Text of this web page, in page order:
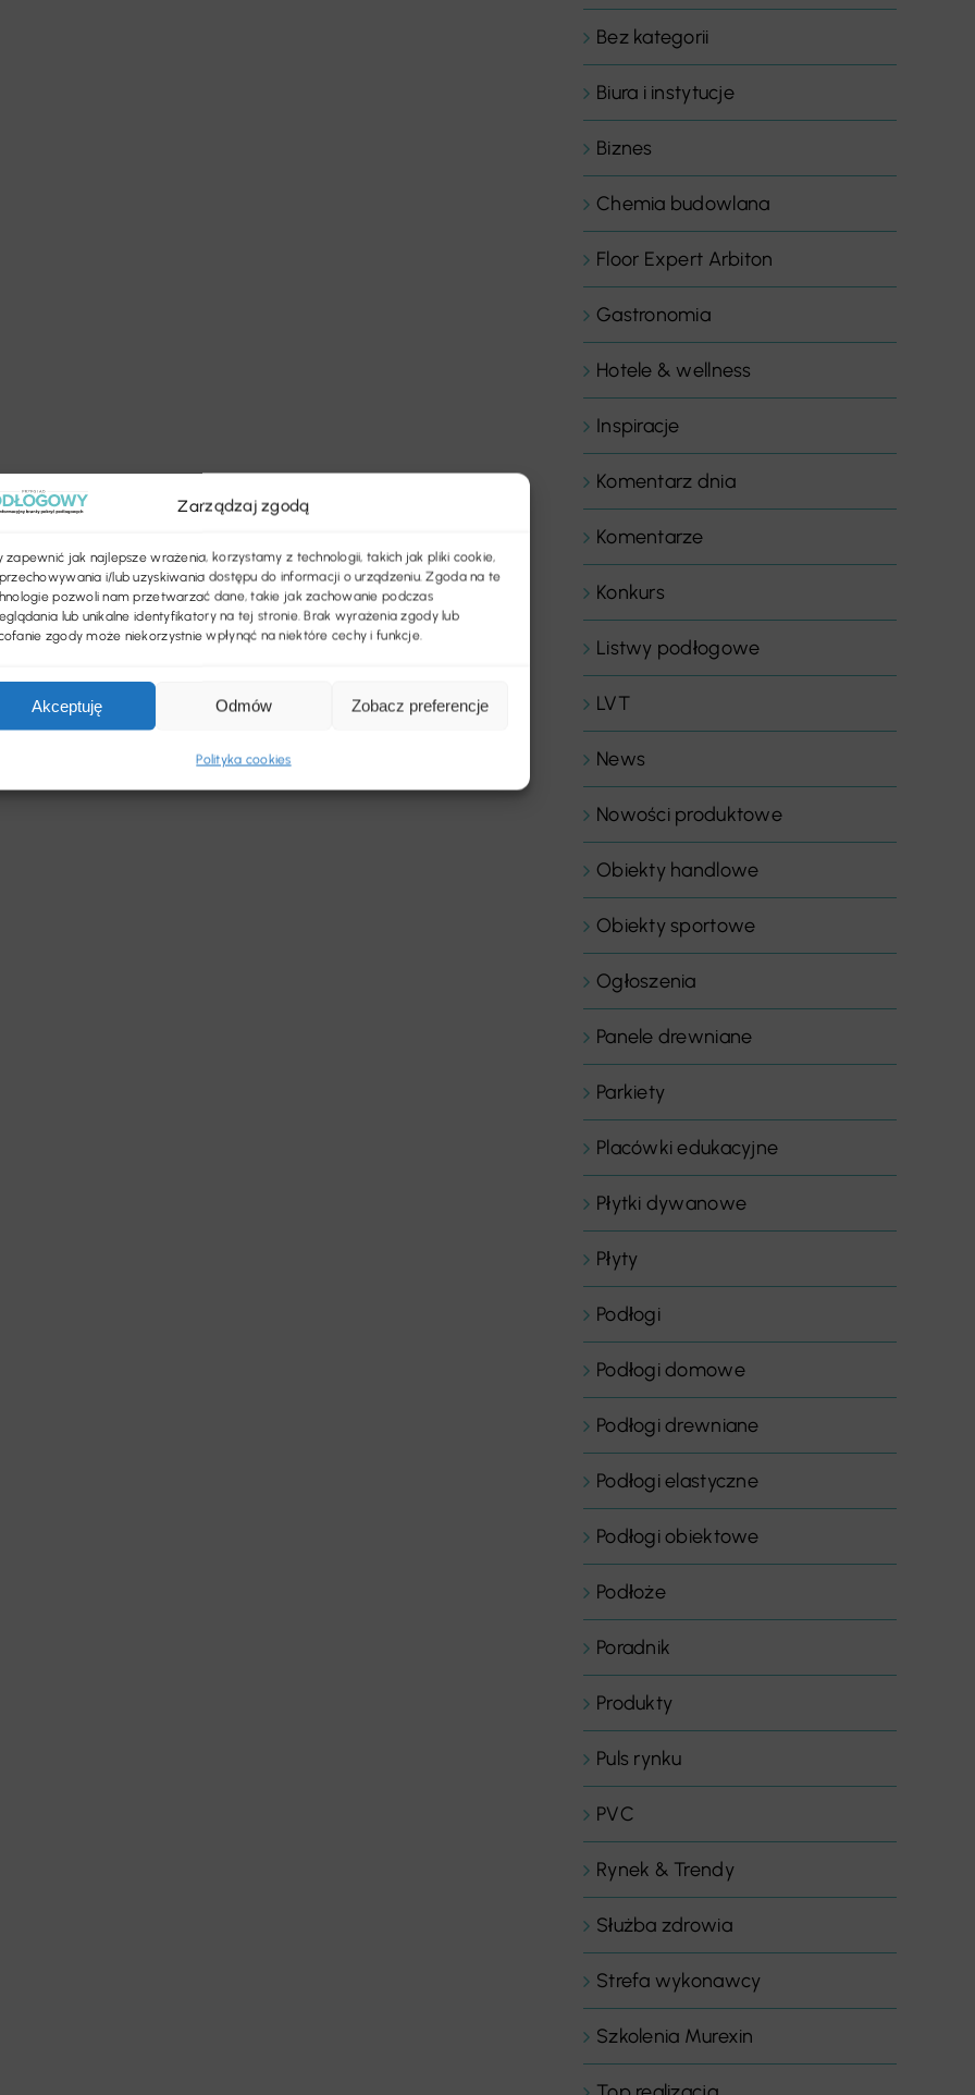
Zarządzaj zgodą
zapewnić jak najlepsze wrażenia, korzystamy z technologii, takich jak pliki cookie,
i/lub uzyskiwania dostępu do informacji o urządzeniu. Zgoda na te
pozwoli nam przetwarzać dane, takie jak zachowanie podczas
lub unikalne identyfikatory na tej stronie. Brak wyrażenia zgody lub
zgody może niekorzystnie wpłynąć na niektóre cechy i funkcje.
Akceptuję Odmów Zobacz preferencje
Polityka cookies
Bez kategorii
Biura i instytucje
Biznes
Chemia budowlana
Floor Expert Arbiton
Gastronomia
Hotele & wellness
Inspiracje
Komentarz dnia
Komentarze
Konkurs
Listwy podłogowe
LVT
News
Nowości produktowe
Obiekty handlowe
Obiekty sportowe
Ogłoszenia
Panele drewniane
Parkiety
Placówki edukacyjne
Płytki dywanowe
Płyty
Podłogi
Podłogi domowe
Podłogi drewniane
Podłogi elastyczne
Podłogi obiektowe
Podłoże
Poradnik
Produkty
Puls rynku
PVC
Rynek & Trendy
Służba zdrowia
Strefa wykonawcy
Szkolenia Murexin